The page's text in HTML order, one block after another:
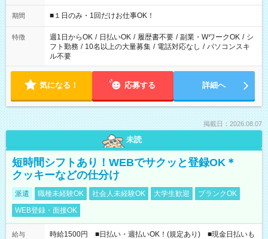
etc ★最短で3時間で5,120円のお仕事から 15時間で2万円近く稼
げるお仕事も！ ご希望のお時間に合わせてご紹介！ ※シフトは
ください！
期間 ■１日のみ・1回だけお仕事OK！
特徴 週1日からOK / 日払いOK / 履歴書不要 / 副業・WワークOK / シ
フト勤務 / 10名以上の大量募集 / 電話対応なし / パソコンスキ
ル不要
気になる！ 応募する 詳細へ
掲載日：2026.08.07
未読
短時間シフトあり！WEBでサクッと登録OK＊
クッキーなどの仕分け
派遣 職種未経験OK 社会人未経験OK 大学生歓迎
ブランクOK
WEB登録・面接OK
給与
時給1500円 ■日払い・週払いOK！(規定あり) ■現金日払いも